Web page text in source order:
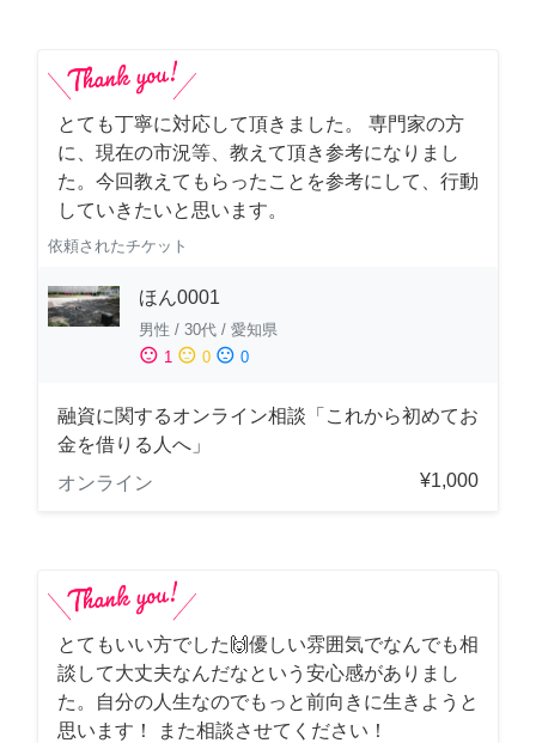
とても丁寧に対応して頂きました。 専門家の方
に、現在の市況等、教えて頂き参考になりまし
た。今回教えてもらったことを参考にして、行動
していきたいと思います。
依頼されたチケット
ほん0001
男性 / 30代 / 愛知県
sentiment_satisfied 1 sentiment_neutral 0 sentiment_dissatisfied 0
融資に関するオンライン相談「これから初めてお
金を借りる人へ」
オンライン
¥1,000
とてもいい方でした🙌優しい雰囲気でなんでも相
談して大丈夫なんだなという安心感がありまし
た。自分の人生なのでもっと前向きに生きようと
思います！ また相談させてください！